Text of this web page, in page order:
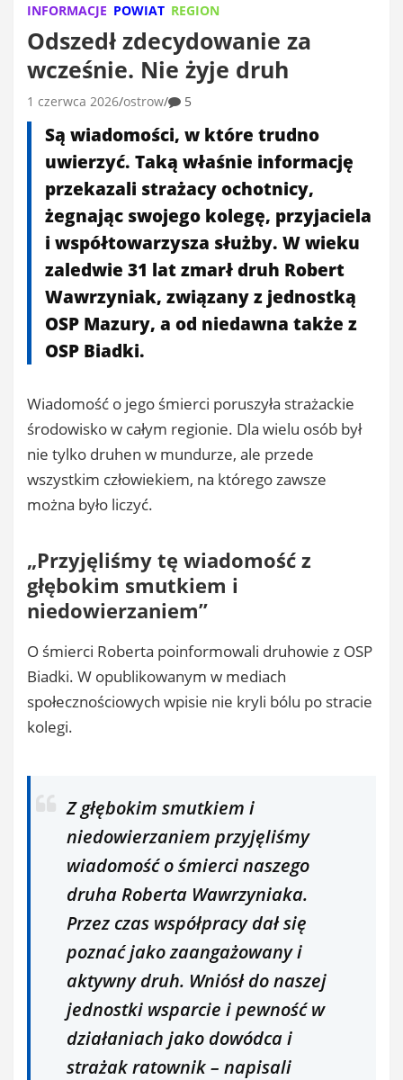
INFORMACJE POWIAT REGION
Odszedł zdecydowanie za
wcześnie. Nie żyje druh
1 czerwca 2026 ostrow 5
Są wiadomości, w które trudno
uwierzyć. Taką właśnie informację
przekazali strażacy ochotnicy,
żegnając swojego kolegę, przyjaciela
i współtowarzysza służby. W wieku
zaledwie 31 lat zmarł druh Robert
Wawrzyniak, związany z jednostką
OSP Mazury, a od niedawna także z
OSP Biadki.
Wiadomość o jego śmierci poruszyła strażackie
środowisko w całym regionie. Dla wielu osób był
nie tylko druhen w mundurze, ale przede
wszystkim człowiekiem, na którego zawsze
można było liczyć.
„Przyjęliśmy tę wiadomość z
głębokim smutkiem i
niedowierzaniem”
O śmierci Roberta poinformowali druhowie z OSP
Biadki. W opublikowanym w mediach
społecznościowych wpisie nie kryli bólu po stracie
kolegi.
Z głębokim smutkiem i
niedowierzaniem przyjęliśmy
wiadomość o śmierci naszego
druha Roberta Wawrzyniaka.
Przez czas współpracy dał się
poznać jako zaangażowany i
aktywny druh. Wniósł do naszej
jednostki wsparcie i pewność w
działaniach jako dowódca i
strażak ratownik – napisali